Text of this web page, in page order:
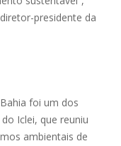
presidente da
foi um dos
Iclei, que reuniu
ambientais de